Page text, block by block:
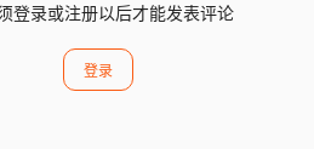
登录或注册以后才能发表评论
登录